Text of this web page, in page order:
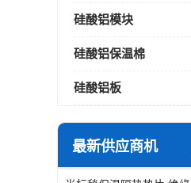
硅酸铝模块
硅酸铝保温棉
硅酸铝板
最新供应商机